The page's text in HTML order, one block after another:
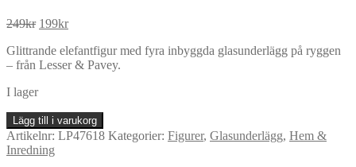
249kr Det
priset
var:
199krDet
priset
är:
Glittrande elefantfigur med fyra inbyggda glasunderlägg på ryggen
– från Lesser & Pavey.
I lager
Glittrig
elefant
med
Lägg till i varukorg
Artikelnr: LP47618 Kategorier: Figurer, Glasunderlägg, Hem &
Inredning